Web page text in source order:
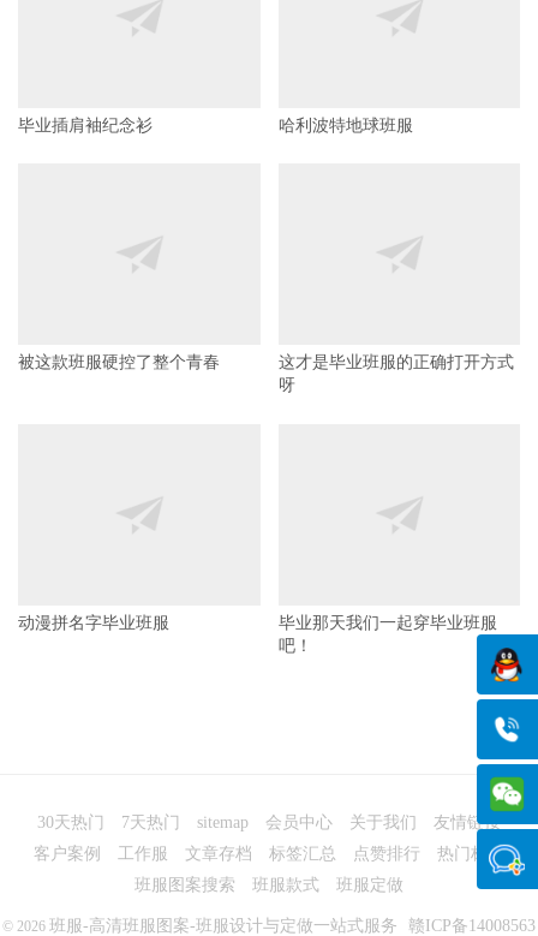
毕业插肩袖纪念衫 哈利波特地球班服
被这款班服硬控了整个青春
这才是毕业班服的正确打开方式
呀
动漫拼名字毕业班服
毕业那天我们一起穿毕业班服
吧！
30天热门 7天热门 sitemap 会员中心 关于我们
友情链接
客户案例
工作服 文章存档 标签汇总 点赞排行
热门标签
班服图案搜索
班服款式 班服定做
© 2026 班服-高清班服图案-班服设计与定做一站式服务 赣ICP备14008563